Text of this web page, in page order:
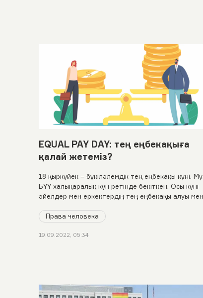
EQUAL PAY DAY: тең еңбекақыға
қалай жетеміз?
18 қыркүйек – бүкіләлемдік тең еңбекақы күні.
БҰҰ халықаралық күн ретінде бекіткен. Осы күні
әйелдер мен еркектердің тең еңбекақы алуы мен
мәселелерді талқылайды. Біз де бұл күнге орай
тоқталдық
Права человека
19.09.2022, 05:34